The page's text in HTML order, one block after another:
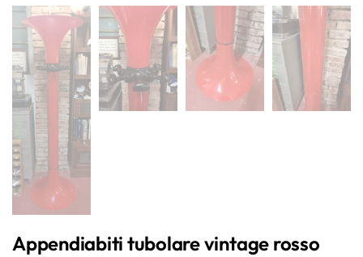
Appendiabiti tubolare vintage rosso